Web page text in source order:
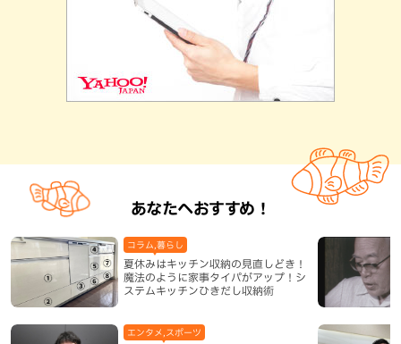
あなたへおすすめ！
夏休みはキッチン収納の見直しどき！
魔法のように家事タイパがアップ！シ
ステムキッチンひきだし収納術
コラム,暮らし
エンタメ,スポーツ